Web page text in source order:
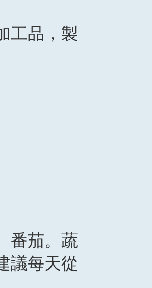
工品，製
番茄。蔬
議每天從